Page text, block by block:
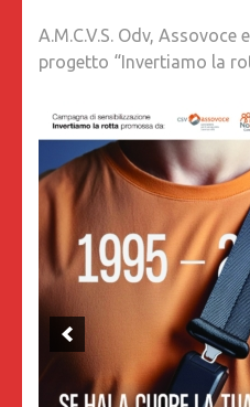
A.M.C.V.S. Odv, Assovoce
progetto “Invertiamo la